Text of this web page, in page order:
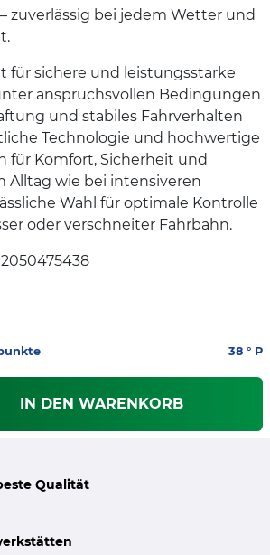
– zuverlässig bei jedem Wetter und
für sichere und leistungsstarke
anspruchsvollen Bedingungen
und stabiles Fahrverhalten
Technologie und hochwertige
für Komfort, Sicherheit und
Alltag wie bei intensiveren
Wahl für optimale Kontrolle
oder verschneiter Fahrbahn.
38 ° P
IN DEN WARENKORB
Qualität